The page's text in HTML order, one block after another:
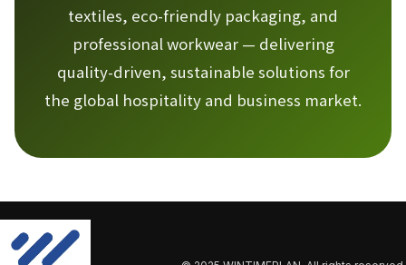
textiles, eco-friendly packaging, and
professional workwear — delivering
quality-driven, sustainable solutions for
the global hospitality and business market.